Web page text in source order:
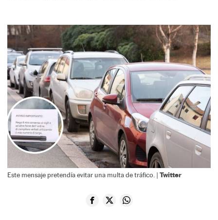
Este mensaje pretendía evitar una multa de tráfico. | Twitter